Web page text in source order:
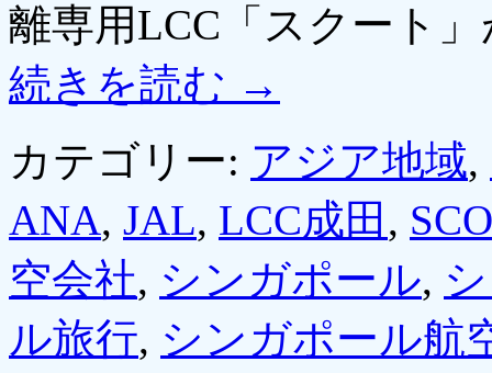
離専用LCC「スクート
続きを読む →
カテゴリー: アジア地域,
ANA, JAL, LCC成田 ,
空会社, シンガポール,
ル旅行, シンガポール航